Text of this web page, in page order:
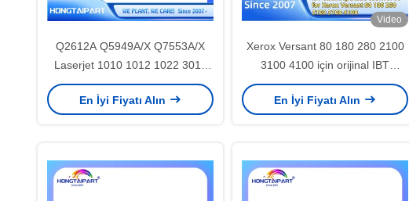
Q2612A Q5949A/X Q7553A/X
Laserjet 1010 1012 1022 3015
3030 için Davul Bıçağı
En İyi Fiyatı Alın
Video
Xerox Versant 80 180 280 2100
3100 4100 için orijinal IBT
Temizlik Bıçağı 033K98760
Kemer Temizleyici yedek
En İyi Fiyatı Alın